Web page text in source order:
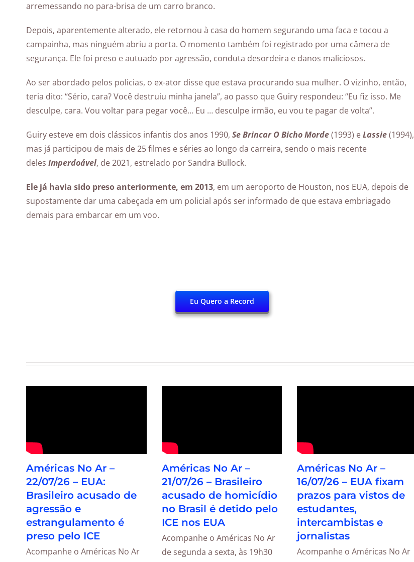
arremessando no para-brisa de um carro branco.
Depois, aparentemente alterado, ele retornou à casa do homem segurando uma faca e tocou a
campainha, mas ninguém abriu a porta. O momento também foi registrado por uma câmera de
segurança. Ele foi preso e autuado por agressão, conduta desordeira e danos maliciosos.
Ao ser abordado pelos policias, o ex-ator disse que estava procurando sua mulher. O vizinho, então,
teria dito: “Sério, cara? Você destruiu minha janela”, ao passo que Guiry respondeu: “Eu fiz isso. Me
desculpe, cara. Vou voltar para pegar você… Eu … desculpe irmão, eu vou te pagar de volta”.
Guiry esteve em dois clássicos infantis dos anos 1990, Se Brincar O Bicho Morde(1993) eLassie(1994),
mas já participou de mais de 25 filmes e séries ao longo da carreira, sendo o mais recente
deles Imperdoável, de 2021, estrelado por Sandra Bullock.
Ele já havia sido preso anteriormente, em 2013, em um aeroporto de Houston, nos EUA, depois de
supostamente dar uma cabeçada em um policial após ser informado de que estava embriagado
demais para embarcar em um voo.
Eu Quero a Record
Américas No Ar –
22/07/26 – EUA:
Brasileiro acusado de
agressão e
estrangulamento é
preso pelo ICE
Acompanhe o Américas No Ar
Américas No Ar –
21/07/26 – Brasileiro
acusado de homicídio
no Brasil é detido pelo
ICE nos EUA
Acompanhe o Américas No Ar
de segunda a sexta, às 19h30
Américas No Ar –
16/07/26 – EUA fixam
prazos para vistos de
estudantes,
intercambistas e
jornalistas
Acompanhe o Américas No Ar